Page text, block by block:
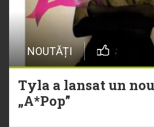
NOUTĂȚI
Tyla a lansat un
„A*Pop”